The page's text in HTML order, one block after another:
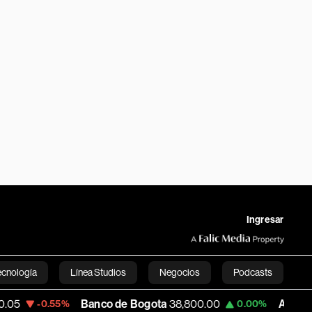
Ingresar
Línea Studios Negocios Podcasts
English
Banco de Bogota 38,800.00 0.00% Apple 309.25